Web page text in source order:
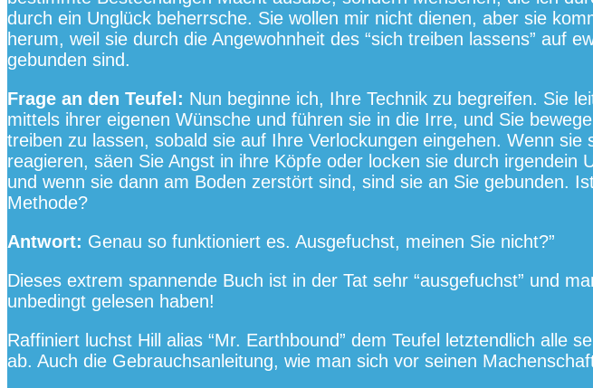
durch ein Unglück beherrsche. Sie wollen mir nicht dienen, aber sie
herum, weil sie durch die Angewohnheit des “sich treiben lassens” auf
gebunden sind.
Frage an den Teufel: Nun beginne ich, Ihre Technik zu begreifen. Sie
mittels ihrer eigenen Wünsche und führen sie in die Irre, und Sie
treiben zu lassen, sobald sie auf Ihre Verlockungen eingehen. Wenn sie
reagieren, säen Sie Angst in ihre Köpfe oder locken sie durch irgendein
und wenn sie dann am Boden zerstört sind, sind sie an Sie gebunden.
Methode?
Antwort: Genau so funktioniert es. Ausgefuchst, meinen Sie nicht?”
Dieses extrem spannende Buch ist in der Tat sehr “ausgefuchst” und
unbedingt gelesen haben!
Raffiniert luchst Hill alias “Mr. Earthbound” dem Teufel letztendlich alle
ab. Auch die Gebrauchsanleitung, wie man sich vor seinen